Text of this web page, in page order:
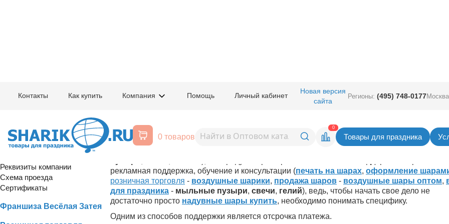
Контакты Как купить Компания Помощь Личный кабинет
Новая версия
сайта
Регионы: (495) 748-0177
0 товаров
0
Товары для праздника
Шарик.Ru: воздушные шары, все для праздника - Отсрочка
Реквизиты компании
Схема проезда
Сертификаты
Франшиза Весёлая Затея
Для того, чтобы помочь нашим покупателям развивать свой бизнес (воздушные шары-
рекламная поддержка, обучение и консультации (печать на шарах, оформление
розничная торговля - воздушные шарики, продажа шаров - воздушные шары оптом,
для праздника - мыльные пузыри, свечи, гелий), ведь, чтобы начать свое дело не
достаточно просто надувные шары купить, необходимо понимать специфику.
Одним из способов поддержки является отсрочка платежа.